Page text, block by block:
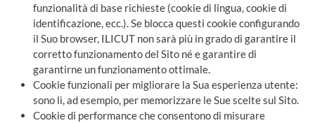
funzionalità di base richieste (cookie di lingua, cookie di
identificazione, ecc.). Se blocca questi cookie configurando
il Suo browser, ILICUT non sarà più in grado di garantire il
corretto funzionamento del Sito né e garantire di
garantirne un funzionamento ottimale.
Cookie funzionali per migliorare la Sua esperienza utente:
sono lì, ad esempio, per memorizzare le Sue scelte sul Sito.
Cookie di performance che consentono di misurare